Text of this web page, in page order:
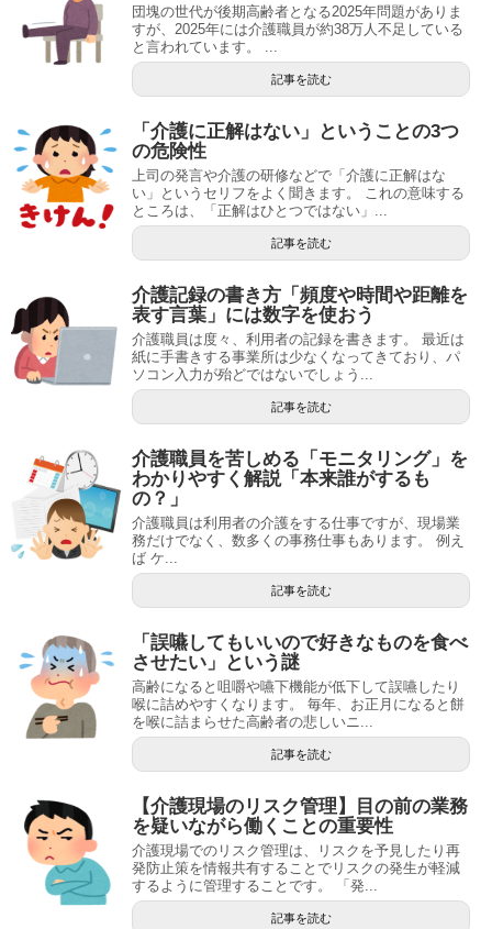
団塊の世代が後期高齢者となる2025年問題がありま
すが、2025年には介護職員が約38万人不足している
と言われています。 ...
記事を読む
「介護に正解はない」ということの3つ
の危険性
上司の発言や介護の研修などで「介護に正解はな
い」というセリフをよく聞きます。 これの意味する
ところは、「正解はひとつではない」...
記事を読む
介護記録の書き方「頻度や時間や距離を
表す言葉」には数字を使おう
介護職員は度々、利用者の記録を書きます。 最近は
紙に手書きする事業所は少なくなってきており、パ
ソコン入力が殆どではないでしょう...
記事を読む
介護職員を苦しめる「モニタリング」を
わかりやすく解説「本来誰がするも
の？」
介護職員は利用者の介護をする仕事ですが、現場業
務だけでなく、数多くの事務仕事もあります。 例え
ば ケ...
記事を読む
「誤嚥してもいいので好きなものを食べ
させたい」という謎
高齢になると咀嚼や嚥下機能が低下して誤嚥したり
喉に詰めやすくなります。 毎年、お正月になると餅
を喉に詰まらせた高齢者の悲しいニ...
記事を読む
【介護現場のリスク管理】目の前の業務
を疑いながら働くことの重要性
介護現場でのリスク管理は、リスクを予見したり再
発防止策を情報共有することでリスクの発生が軽減
するように管理することです。 「発...
記事を読む